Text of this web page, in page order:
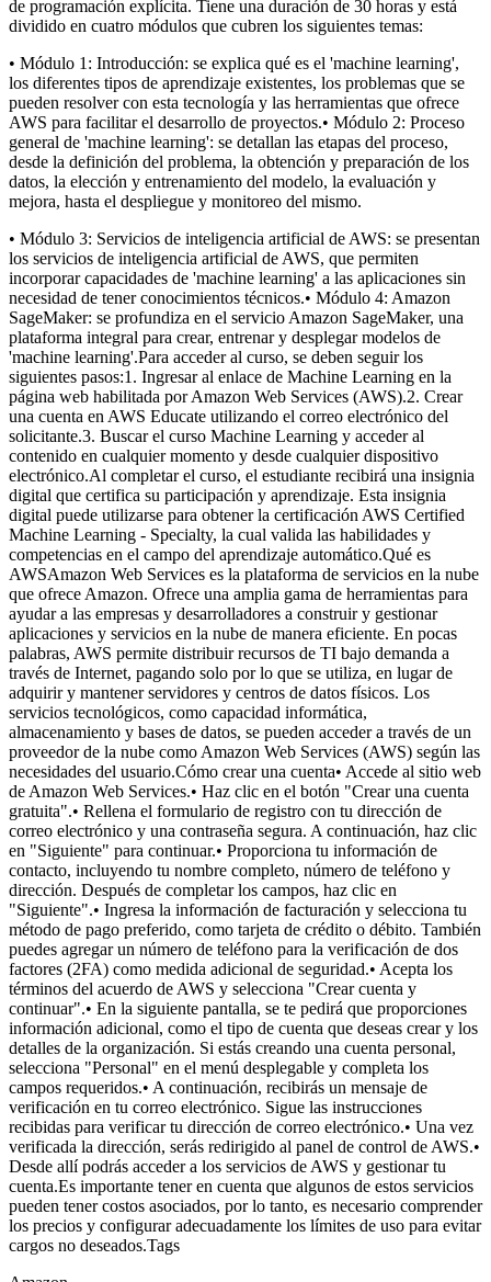
de programación explícita. Tiene una duración de 30 horas y está
dividido en cuatro módulos que cubren los siguientes temas:
• Módulo 1: Introducción: se explica qué es el 'machine learning',
los diferentes tipos de aprendizaje existentes, los problemas que se
pueden resolver con esta tecnología y las herramientas que ofrece
AWS para facilitar el desarrollo de proyectos.• Módulo 2: Proceso
general de 'machine learning': se detallan las etapas del proceso,
desde la definición del problema, la obtención y preparación de los
datos, la elección y entrenamiento del modelo, la evaluación y
mejora, hasta el despliegue y monitoreo del mismo.
• Módulo 3: Servicios de inteligencia artificial de AWS: se presentan
los servicios de inteligencia artificial de AWS, que permiten
incorporar capacidades de 'machine learning' a las aplicaciones sin
necesidad de tener conocimientos técnicos.• Módulo 4: Amazon
SageMaker: se profundiza en el servicio Amazon SageMaker, una
plataforma integral para crear, entrenar y desplegar modelos de
'machine learning'.Para acceder al curso, se deben seguir los
siguientes pasos:1. Ingresar al enlace de Machine Learning en la
página web habilitada por Amazon Web Services (AWS).2. Crear
una cuenta en AWS Educate utilizando el correo electrónico del
solicitante.3. Buscar el curso Machine Learning y acceder al
contenido en cualquier momento y desde cualquier dispositivo
electrónico.Al completar el curso, el estudiante recibirá una insignia
digital que certifica su participación y aprendizaje. Esta insignia
digital puede utilizarse para obtener la certificación AWS Certified
Machine Learning - Specialty, la cual valida las habilidades y
competencias en el campo del aprendizaje automático.Qué es
AWSAmazon Web Services es la plataforma de servicios en la nube
que ofrece Amazon. Ofrece una amplia gama de herramientas para
ayudar a las empresas y desarrolladores a construir y gestionar
aplicaciones y servicios en la nube de manera eficiente. En pocas
palabras, AWS permite distribuir recursos de TI bajo demanda a
través de Internet, pagando solo por lo que se utiliza, en lugar de
adquirir y mantener servidores y centros de datos físicos. Los
servicios tecnológicos, como capacidad informática,
almacenamiento y bases de datos, se pueden acceder a través de un
proveedor de la nube como Amazon Web Services (AWS) según las
necesidades del usuario.Cómo crear una cuenta• Accede al sitio web
de Amazon Web Services.• Haz clic en el botón "Crear una cuenta
gratuita".• Rellena el formulario de registro con tu dirección de
correo electrónico y una contraseña segura. A continuación, haz clic
en "Siguiente" para continuar.• Proporciona tu información de
contacto, incluyendo tu nombre completo, número de teléfono y
dirección. Después de completar los campos, haz clic en
"Siguiente".• Ingresa la información de facturación y selecciona tu
método de pago preferido, como tarjeta de crédito o débito. También
puedes agregar un número de teléfono para la verificación de dos
factores (2FA) como medida adicional de seguridad.• Acepta los
términos del acuerdo de AWS y selecciona "Crear cuenta y
continuar".• En la siguiente pantalla, se te pedirá que proporciones
información adicional, como el tipo de cuenta que deseas crear y los
detalles de la organización. Si estás creando una cuenta personal,
selecciona "Personal" en el menú desplegable y completa los
campos requeridos.• A continuación, recibirás un mensaje de
verificación en tu correo electrónico. Sigue las instrucciones
recibidas para verificar tu dirección de correo electrónico.• Una vez
verificada la dirección, serás redirigido al panel de control de AWS.•
Desde allí podrás acceder a los servicios de AWS y gestionar tu
cuenta.Es importante tener en cuenta que algunos de estos servicios
pueden tener costos asociados, por lo tanto, es necesario comprender
los precios y configurar adecuadamente los límites de uso para evitar
cargos no deseados.Tags